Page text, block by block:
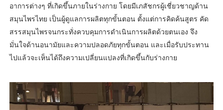
อาการต่างๆ ที่เกิดขึ้นภายในร่างกาย โดยมีเภสัชกรผู้เชี่ยวชาญด้าน
สมุนไพรไทย เป็นผู้ดูแลการผลิตทุกขั้นตอน ตั้งแต่การคิดค้นสูตร คัด
สรรสมุนไพรจนกระทั่งควบคุมการดำเนินการผลิตด้วยตนเอง จึง
มั่นใจด้านอนามัยและความปลอดภัยทุกขั้นตอน และเมื่อรับประทาน
ไปแล้วจะเห็นได้ถึงความเปลี่ยนแปลงที่เกิดขึ้นกับร่างกาย